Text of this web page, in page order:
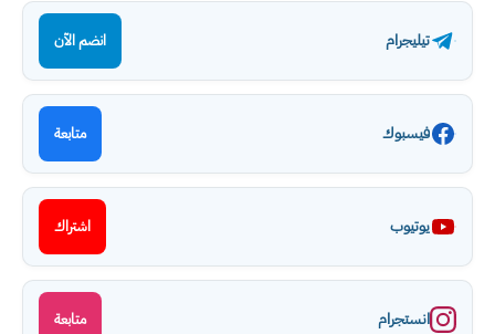
تيليجرام انضم الآن
فيسبوك متابعة
يوتيوب اشتراك
انستجرام متابعة